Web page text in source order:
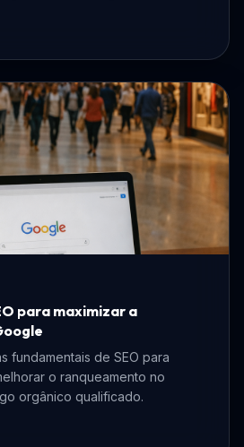
para maximizar a
fundamentais de SEO para
o ranqueamento no
orgânico qualificado.